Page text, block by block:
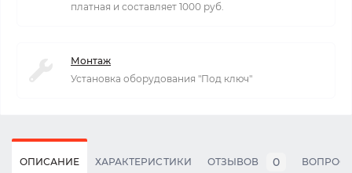
платная и составляет 1000 руб.
Монтаж
Установка оборудования "Под ключ"
ОПИСАНИЕ ХАРАКТЕРИСТИКИ ОТЗЫВОВ 0